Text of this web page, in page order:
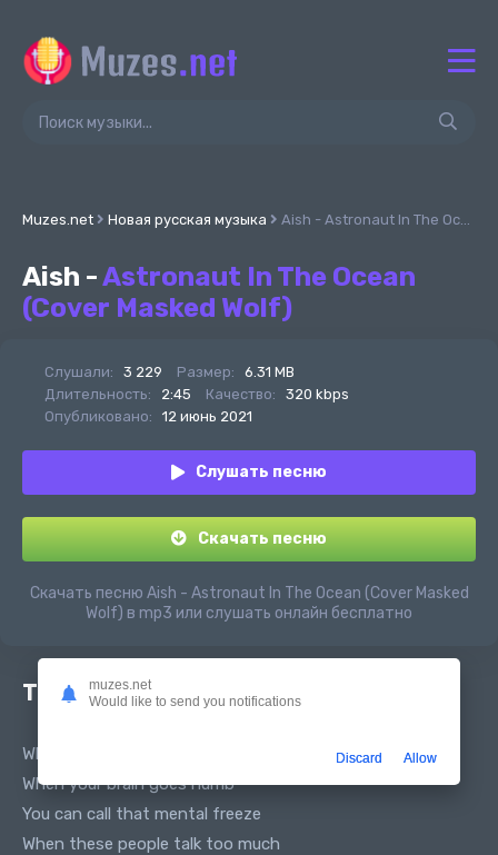
Muzes.net Новая русская музыка Aish - Astronaut In The Ocean (Cover Masked Wolf)
Aish -Astronaut In The Ocean
(Cover Masked Wolf)
Слушали: 3 229 Размер:
6.31 MB
Длительность:
2:45 Качество:
320 kbps
Опубликовано:
12 июнь 2021
Слушать песню
Скачать песню
Скачать песню Aish - Astronaut In The Ocean (Cover Masked
Wolf) в mp3 или слушать онлайн бесплатно
Текст песни
What you know about rollin' down in the deep?
When your brain goes numb
You can call that mental freeze
When these people talk too much
muzes.net
Would like to send you notifications
Discard Allow